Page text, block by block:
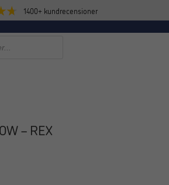
1400+ kundrecensioner
– REX